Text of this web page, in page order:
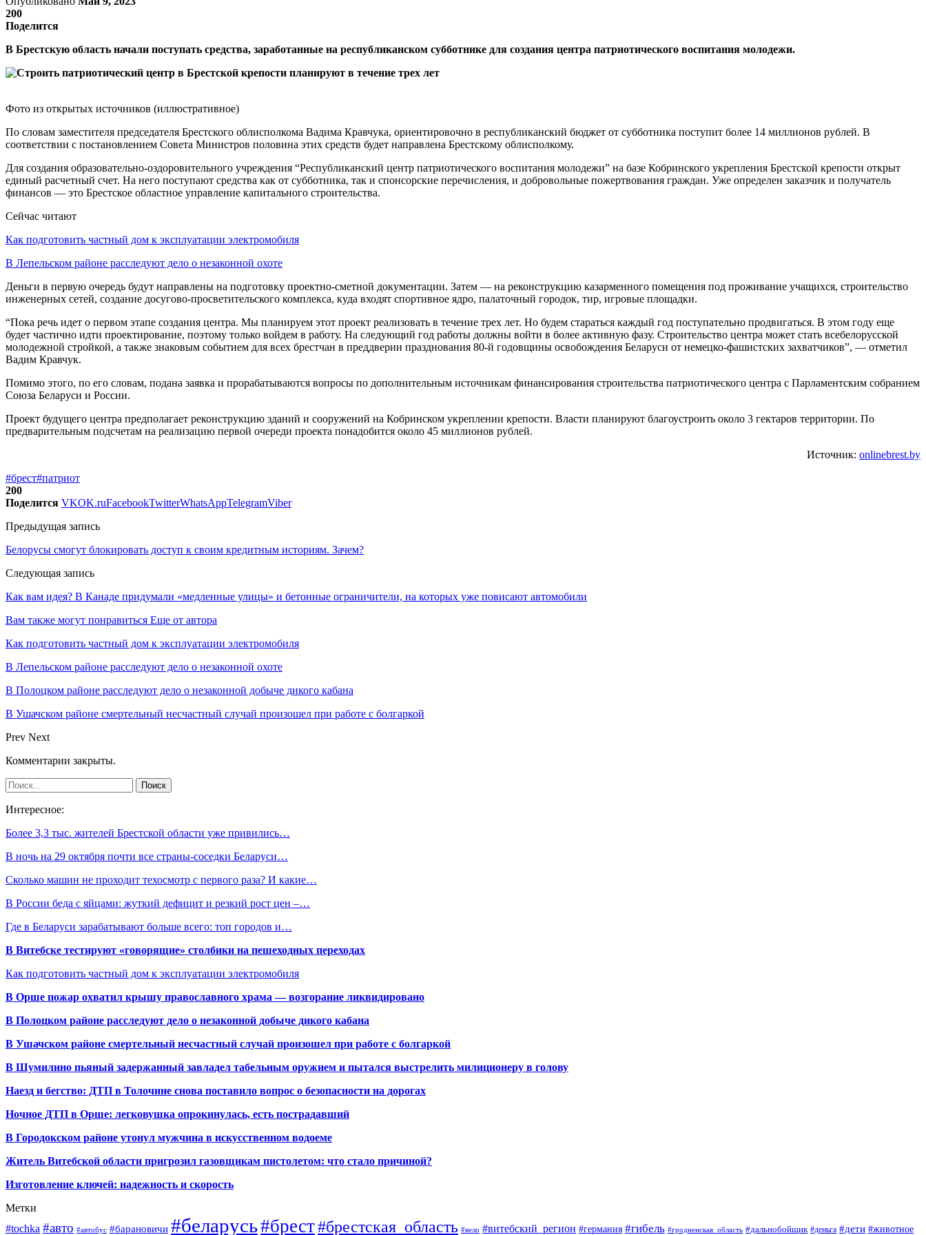
200
Поделится
В Брестскую область начали поступать средства, заработанные на республиканском субботнике для создания центра патриотического воспитания молодежи.
Фото из открытых источников (иллюстративное)
По словам заместителя председателя Брестского облисполкома Вадима Кравчука, ориентировочно в республиканский бюджет от субботника поступит более 14 миллионов рублей. В
соответствии с постановлением Совета Министров половина этих средств будет направлена Брестскому облисполкому.
Для создания образовательно-оздоровительного учреждения “Республиканский центр патриотического воспитания молодежи” на базе Кобринского укрепления Брестской крепости открыт
единый расчетный счет. На него поступают средства как от субботника, так и спонсорские перечисления, и добровольные пожертвования граждан. Уже определен заказчик и получатель
финансов — это Брестское областное управление капитального строительства.
Сейчас читают
Как подготовить частный дом к эксплуатации электромобиля
В Лепельском районе расследуют дело о незаконной охоте
Деньги в первую очередь будут направлены на подготовку проектно-сметной документации. Затем — на реконструкцию казарменного помещения под проживание учащихся, строительство
инженерных сетей, создание досугово-просветительского комплекса, куда входят спортивное ядро, палаточный городок, тир, игровые площадки.
“Пока речь идет о первом этапе создания центра. Мы планируем этот проект реализовать в течение трех лет. Но будем стараться каждый год поступательно продвигаться. В этом году еще
будет частично идти проектирование, поэтому только войдем в работу. На следующий год работы должны войти в более активную фазу. Строительство центра может стать всебелорусской
молодежной стройкой, а также знаковым событием для всех брестчан в преддверии празднования 80-й годовщины освобождения Беларуси от немецко-фашистских захватчиков”, — отметил
Вадим Кравчук.
Помимо этого, по его словам, подана заявка и прорабатываются вопросы по дополнительным источникам финансирования строительства патриотического центра с Парламентским собранием
Союза Беларуси и России.
Проект будущего центра предполагает реконструкцию зданий и сооружений на Кобринском укреплении крепости. Власти планируют благоустроить около 3 гектаров территории. По
предварительным подсчетам на реализацию первой очереди проекта понадобится около 45 миллионов рублей.
Источник: onlinebrest.by
#брест#патриот
200
Поделится VKOK.ruFacebookTwitterWhatsAppTelegramViber
Предыдущая запись
Белорусы смогут блокировать доступ к своим кредитным историям. Зачем?
Следующая запись
Как вам идея? В Канаде придумали «медленные улицы» и бетонные ограничители, на которых уже повисают автомобили
Вам также могут понравиться Еще от автора
Как подготовить частный дом к эксплуатации электромобиля
В Лепельском районе расследуют дело о незаконной охоте
В Полоцком районе расследуют дело о незаконной добыче дикого кабана
В Ушачском районе смертельный несчастный случай произошел при работе с болгаркой
Prev Next
Комментарии закрыты.
Интересное:
Более 3,3 тыс. жителей Брестской области уже привились…
В ночь на 29 октября почти все страны-соседки Беларуси…
Сколько машин не проходит техосмотр с первого раза? И какие…
В России беда с яйцами: жуткий дефицит и резкий рост цен –…
Где в Беларуси зарабатывают больше всего: топ городов и…
В Витебске тестируют «говорящие» столбики на пешеходных переходах
Как подготовить частный дом к эксплуатации электромобиля
В Орше пожар охватил крышу православного храма — возгорание ликвидировано
В Полоцком районе расследуют дело о незаконной добыче дикого кабана
В Ушачском районе смертельный несчастный случай произошел при работе с болгаркой
В Шумилино пьяный задержанный завладел табельным оружием и пытался выстрелить милиционеру в голову
Наезд и бегство: ДТП в Толочине снова поставило вопрос о безопасности на дорогах
Ночное ДТП в Орше: легковушка опрокинулась, есть пострадавший
В Городокском районе утонул мужчина в искусственном водоеме
Житель Витебской области пригрозил газовщикам пистолетом: что стало причиной?
Изготовление ключей: надежность и скорость
Метки
#tochka #авто #автобус #барановичи #беларусь#брест#брестская_область #вело #витебский_регион #германия #гибель #гродненская_область #дальнобойщик #деньга #дети #животное